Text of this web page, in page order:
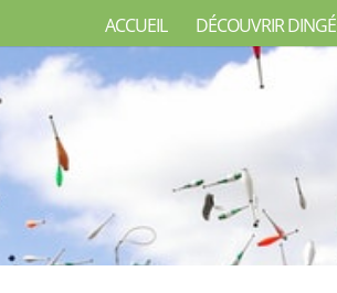
ACCUEIL DÉCOUVRIR DINGÉ